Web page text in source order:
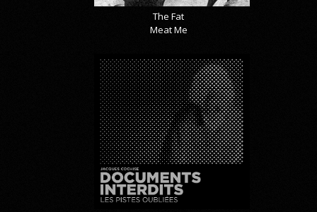
The Fat
Meat Me